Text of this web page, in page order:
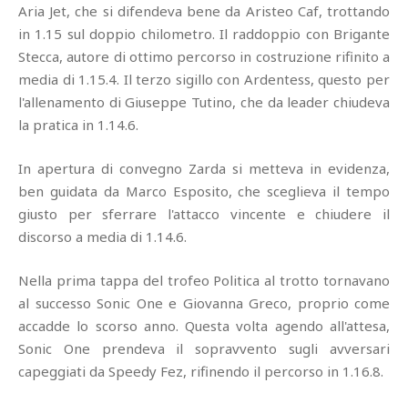
Aria Jet, che si difendeva bene da Aristeo Caf, trottando
in 1.15 sul doppio chilometro. Il raddoppio con Brigante
Stecca, autore di ottimo percorso in costruzione rifinito a
media di 1.15.4. Il terzo sigillo con Ardentess, questo per
l'allenamento di Giuseppe Tutino, che da leader chiudeva
la pratica in 1.14.6.
In apertura di convegno Zarda si metteva in evidenza,
ben guidata da Marco Esposito, che sceglieva il tempo
giusto per sferrare l'attacco vincente e chiudere il
discorso a media di 1.14.6.
Nella prima tappa del trofeo Politica al trotto tornavano
al successo Sonic One e Giovanna Greco, proprio come
accadde lo scorso anno. Questa volta agendo all'attesa,
Sonic One prendeva il sopravvento sugli avversari
capeggiati da Speedy Fez, rifinendo il percorso in 1.16.8.